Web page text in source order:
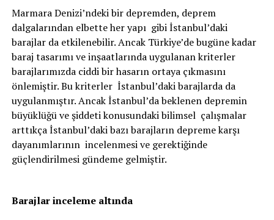
Marmara Denizi’ndeki bir depremden, deprem
dalgalarından elbette her yapı gibi İstanbul’daki
barajlar da etkilenebilir. Ancak Türkiye’de bugüne kadar
baraj tasarımı ve inşaatlarında uygulanan kriterler
barajlarımızda ciddi bir hasarın ortaya çıkmasını
önlemiştir. Bu kriterler İstanbul’daki barajlarda da
uygulanmıştır. Ancak İstanbul’da beklenen depremin
büyüklüğü ve şiddeti konusundaki bilimsel çalışmalar
arttıkça İstanbul’daki bazı barajların depreme karşı
dayanımlarının incelenmesi ve gerektiğinde
güçlendirilmesi gündeme gelmiştir.
Barajlar inceleme altında